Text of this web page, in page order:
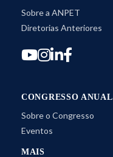
Sobre a ANPET
Diretorias Anteriores
CONGRESSO ANUAL
Sobre o Congresso
Eventos
MAIS